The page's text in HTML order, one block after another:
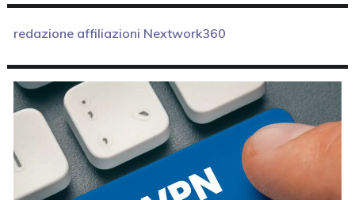
redazione affiliazioni Nextwork360